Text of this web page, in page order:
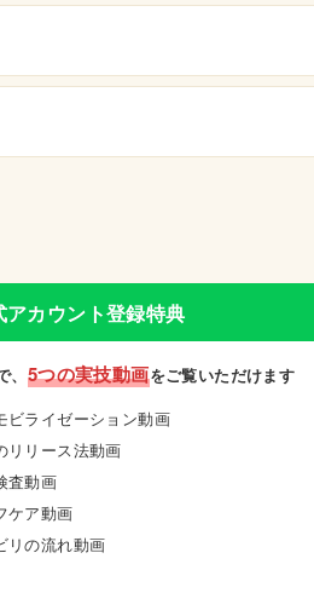
カウント登録特典
5つの実技動画をご覧いただけます
ビライゼーション動画
リリース法動画
査動画
ケア動画
リの流れ動画